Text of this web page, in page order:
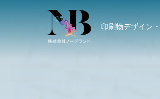
印刷物デザイン